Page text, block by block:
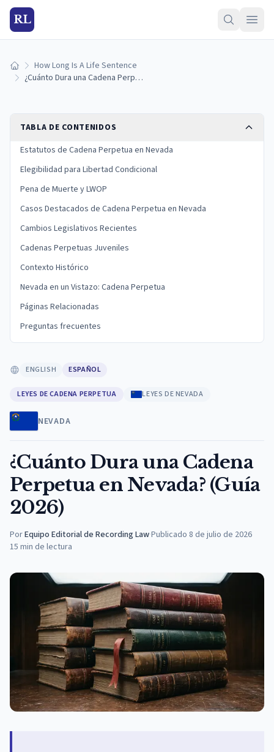
RL
Inicio How Long Is A Life Sentence
¿Cuánto Dura una Cadena Perpetua en Nevada? (Guía 2026)
TABLA DE CONTENIDOS
Estatutos de Cadena Perpetua en Nevada
Elegibilidad para Libertad Condicional
Pena de Muerte y LWOP
Casos Destacados de Cadena Perpetua en Nevada
Cambios Legislativos Recientes
Cadenas Perpetuas Juveniles
Contexto Histórico
Nevada en un Vistazo: Cadena Perpetua
Páginas Relacionadas
Preguntas frecuentes
ENGLISH ESPAÑOL
LEYES DE CADENA PERPETUA LEYES DE NEVADA
NEVADA
¿Cuánto Dura una Cadena
Perpetua en Nevada? (Guía
2026)
PorEquipo Editorial de Recording Law·Publicado 8 de julio de 2026
15 min de lectura